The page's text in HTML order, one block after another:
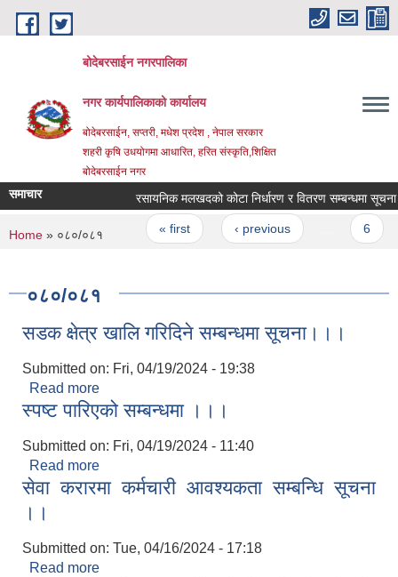
Skip to main content
बोदेबरसाईन नगरपालिका
नगर कार्यपालिकाको कार्यालय
बोदेबरसाईन, सप्तरी, मधेश प्रदेश , नेपाल सरकार
शहरी कृषि उधयोगमा आधारित, हरित संस्कृति,शिक्षित
बोदेबरसाईन नगर
समाचार रसायनिक मलखदको कोटा निर्धारण र वितरण सम्बन्धमा सूचना |||
Pages
« first ‹ previous
You are here
Home » ०८०/०८१
०८०/०८१
सडक क्षेत्र खालि गरिदिने सम्बन्धमा सूचना।।।
Submitted on: Fri, 04/19/2024 - 19:38
Read more
स्पष्ट पारिएको सम्बन्धमा ।।।
Submitted on: Fri, 04/19/2024 - 11:40
Read more
सेवा करारमा कर्मचारी आवश्यकता सम्बन्धि सूचना
।।
Submitted on: Tue, 04/16/2024 - 17:18
Read more